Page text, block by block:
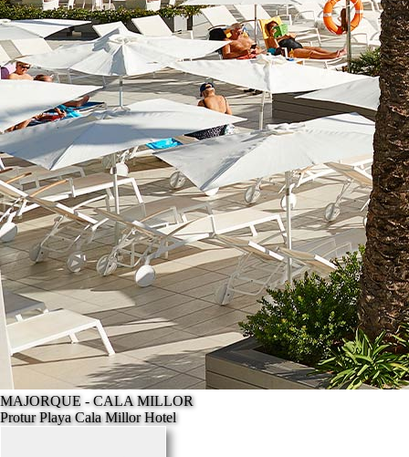
MAJORQUE - CALA MILLOR
Protur Playa Cala Millor Hotel